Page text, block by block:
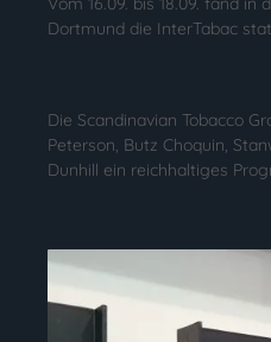
Dortmund die InterTabac
Die Scandinavian Tobacco
Peterson, Butz Choquin,
Dunhill ein reichhaltiges